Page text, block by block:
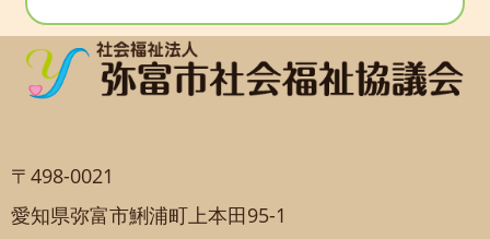
〒498-0021
愛知県弥富市鯏浦町上本田95-1